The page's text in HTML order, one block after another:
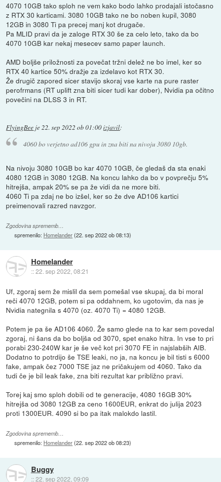
4070 10GB tako sploh ne vem kako bodo lahko prodajali istočasno
z RTX 30 karticami. 3080 10GB tako ne bo noben kupil, 3080
12GB in 3080 Ti pa precej manj kot drugače.
Pa MLID pravi da je zaloge RTX 30 še za celo leto, tako da bo
4070 10GB kar nekaj mesecev samo paper launch.
AMD boljše priložnosti za povečat tržni delež ne bo imel, ker so
RTX 40 kartice 50% dražje za izdelavo kot RTX 30.
Že drugič zapored sicer stavijo skoraj vse karte na pure raster
perofrmans (RT uplift zna biti sicer tudi kar dober), Nvidia pa očitno
povečini na DLSS 3 in RT.
FlyingBee je22. sep 2022 ob 01:00izjavil:
4060 bo verjetno ad106 gpu in zna biti na nivoju 3080 10gb.
Na nivoju 3080 10GB bo kar 4070 10GB, če gledaš da sta enaki
4080 12GB in 3080 12GB. Na koncu lahko da bo v povprečju 5%
hitrejša, ampak 20% se pa že vidi da ne more biti.
4060 Ti pa zdaj ne bo izšel, ker so že dve AD106 kartici
preimenovali razred navzgor.
Zgodovina sprememb…
spremenilo: Homelander(22. sep 2022 ob 08:13)
Homelander
::22. sep 2022, 08:21
Uf, zgoraj sem že mislil da sem pomešal vse skupaj, da bi moral
reči 4070 12GB, potem si pa oddahnem, ko ugotovim, da nas je
Nvidia nategnila s 4070 (oz. 4070 Ti) = 4080 12GB.
Potem je pa še AD106 4060. Že samo glede na to kar sem povedal
zgoraj, ni šans da bo boljša od 3070, spet enako hitra. In vse to pri
porabi 230-240W kar je še več kot pri 3070 FE in najslabših AIB.
Dodatno to potrdijo še TSE leaki, no ja, na koncu je bil tisti s 6000
fake, ampak čez 7000 TSE jaz ne pričakujem od 4060. Tako da
tudi če je bil leak fake, zna biti rezultat kar približno pravi.
Torej kaj smo sploh dobili od te generacije, 4080 16GB 30%
hitrejša od 3080 12GB za ceno 1600EUR, enkrat do julija 2023
proti 1300EUR. 4090 si bo pa itak malokdo lastil.
Zgodovina sprememb…
spremenilo: Homelander(22. sep 2022 ob 08:23)
Buggy
::22. sep 2022, 09:09